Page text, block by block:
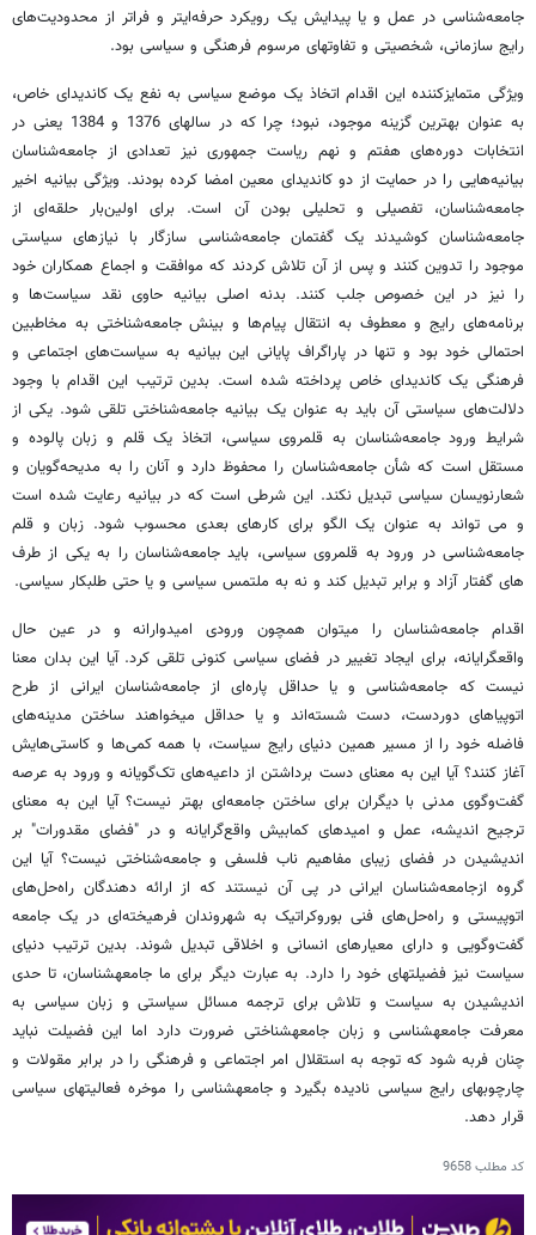
جامعه‌شناسی در عمل و یا پیدایش یک رویکرد حرفه‌ای‏تر و فراتر از محدودیت‌های
رایج سازمانی، شخصیتی و تفاوت‏های مرسوم فرهنگی و سیاسی بود.
ویژگی متمایزکننده این اقدام اتخاذ یک موضع سیاسی به نفع یک کاندیدای خاص،
به عنوان بهترین گزینه‌ موجود، نبود؛ چرا که در سال‏های 1376 و 1384 یعنی در
انتخابات دوره‌‏های هفتم و نهم ریاست جمهوری نیز تعدادی از جامعه‌شناسان
بیانیه‌هایی را در حمایت از دو کاندیدای معین امضا کرده بودند. ویژگی بیانیه اخیر
جامعه‌شناسان، تفصیلی و تحلیلی بودن آن است. برای اولین‌بار حلقه‌ای از
جامعه‌شناسان کوشیدند یک گفتمان جامعه‌شناسی سازگار با نیازهای سیاستی
موجود را تدوین کنند و پس از آن تلاش کردند که موافقت و اجماع همکاران خود
را نیز در این خصوص جلب کنند. بدنه‌ اصلی بیانیه حاوی نقد سیاست‌ها و
برنامه‌های رایج و معطوف به انتقال پیام‌ها و بینش جامعه‌شناختی به مخاطبین
احتمالی خود بود و تنها در پاراگراف پایانی این بیانیه به سیاست‌های اجتماعی و
فرهنگی یک کاندیدای خاص پرداخته شده است. بدین ترتیب این اقدام با وجود
دلالت‌های سیاستی آن باید به عنوان یک بیانیه‌ جامعه‌شناختی تلقی شود. یکی از
شرایط ورود جامعه‌شناسان به قلمروی سیاسی، اتخاذ یک قلم و زبان پالوده و
مستقل است که شأن جامعه‌شناسان را محفوظ دارد و آنان را به مدیحه‌گویان و
شعارنویسان سیاسی تبدیل نکند. این شرطی است که در بیانیه رعایت شده است
و می تواند به عنوان یک الگو برای کارهای بعدی محسوب شود. زبان و قلم
جامعه‌شناسی در ورود به قلمروی سیاسی، باید جامعه‌شناسان را به یکی از طرف
های گفتار آزاد و برابر تبدیل کند و نه به ملتمس سیاسی و یا حتی طلبکار سیاسی.
اقدام جامعه‌شناسان را می‏توان همچون ورودی امیدوارانه و در عین حال
واقع‏گرایانه، برای ایجاد تغییر در فضای سیاسی کنونی تلقی کرد. آیا این بدان معنا
نیست که جامعه‌شناسی و یا حداقل پاره‌ای از جامعه‌شناسان ایرانی از طرح
اتوپیاهای دوردست، دست شسته‌اند و یا حداقل می‏خواهند ساختن مدینه‌های
فاضله‌ خود را از مسیر همین دنیای رایج سیاست، با همه‌ کمی‌ها و کاستی‌هایش
آغاز ‌کنند؟ آیا این به معنای دست برداشتن از داعیه‌های تک‌گویانه و ورود به عرصه
گفت‌وگوی مدنی با دیگران برای ساختن جامعه‌ای بهتر نیست؟ آیا این به معنای
ترجیح اندیشه، عمل و امیدهای کمابیش واقع‌گرایانه و در "فضای مقدورات" بر
اندیشیدن در فضای زیبای مفاهیم ناب فلسفی و جامعه‌شناختی نیست؟ آیا این
گروه ازجامعه‌شناسان ایرانی در پی آن نیستند که از ارائه دهندگان راه‌حل‌های
اتوپیستی و راه‌حل‌های فنی بوروکراتیک به شهروندان فرهیخته‌ای در یک جامعه‌
گفت‌وگویی و دارای معیارهای انسانی و اخلاقی تبدیل شوند. بدین ترتیب دنیای
سیاست نیز فضیلت‏های خود را دارد. به عبارت دیگر برای ما جامعه‏شناسان، تا حدی
اندیشیدن به سیاست و تلاش برای ترجمه مسائل سیاستی و زبان سیاسی به
معرفت جامعه‏شناسی و زبان جامعه‏شناختی ضرورت دارد اما این فضیلت نباید
چنان فربه شود که توجه به استقلال امر اجتماعی و فرهنگی را در برابر مقولات و
چارچوب‏های رایج سیاسی نادیده بگیرد و جامعه‏شناسی را موخره فعالیت‏های سیاسی
قرار دهد.
کد مطلب9658